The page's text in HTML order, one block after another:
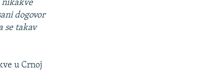
nikakve
dogovor
se takav
u Crnoj